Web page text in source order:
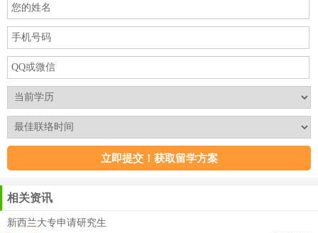
相关资讯
新西兰大专申请研究生